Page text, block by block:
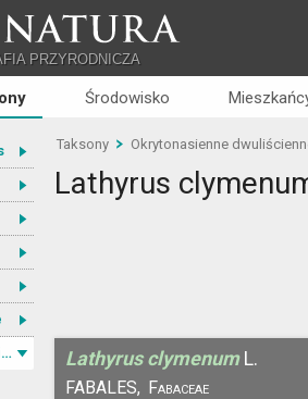
PRZYRODNICZA
Środowisko
Okrytonasienne dwuliścienne
Taksony Okrytonasienne
Lathyrus
Lathyrus clymenum L.
FABALES, Fabaceae